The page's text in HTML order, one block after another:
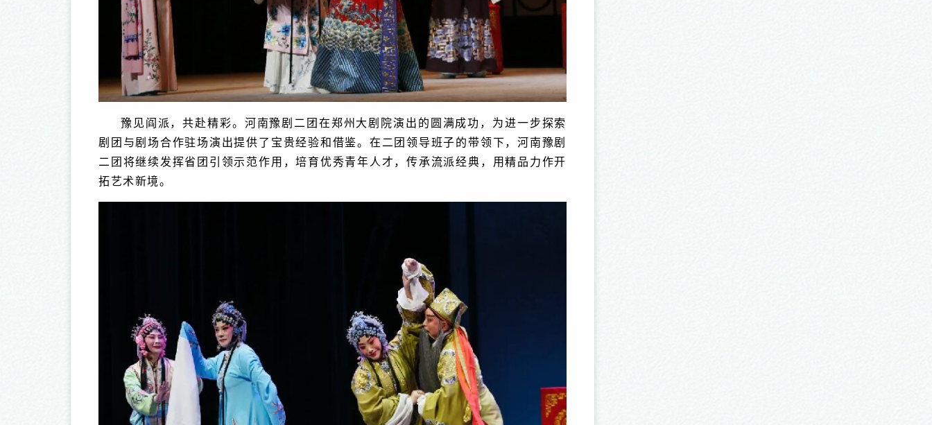
豫见阎派，共赴精彩。河南豫剧二团在郑州大剧院演出的圆满成功，为进一步探索
剧团与剧场合作驻场演出提供了宝贵经验和借鉴。在二团领导班子的带领下，河南豫剧
二团将继续发挥省团引领示范作用，培育优秀青年人才，传承流派经典，用精品力作开
拓艺术新境。